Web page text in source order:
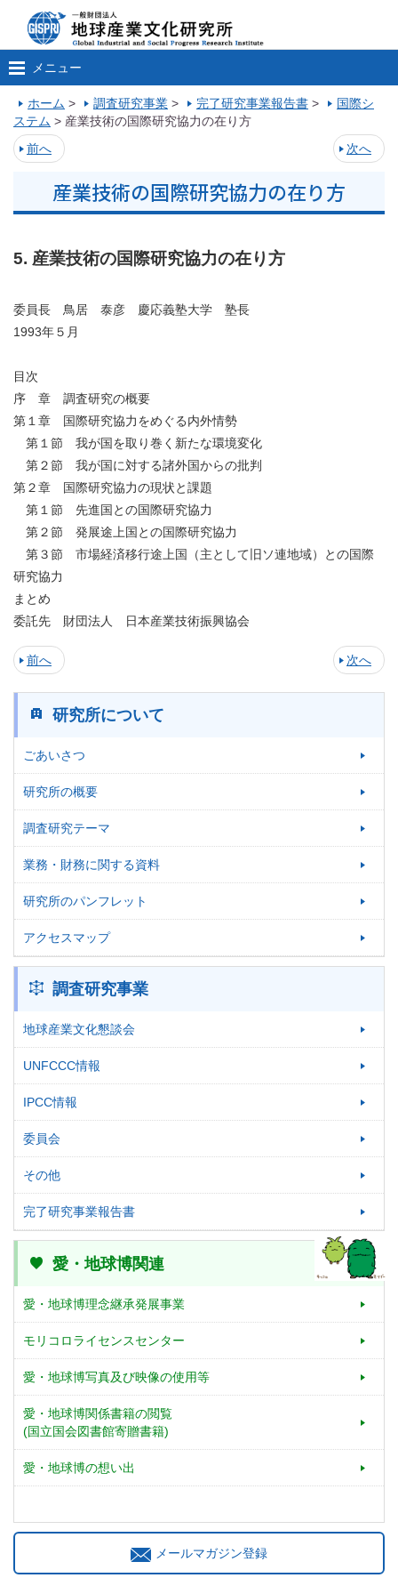
メニュー
ホーム > 調査研究事業 > 完了研究事業報告書 >
国際シ
ステム > 産業技術の国際研究協力の在り方
前へ
次へ
産業技術の国際研究協力の在り方
5. 産業技術の国際研究協力の在り方
委員長 鳥居 泰彦 慶応義塾大学 塾長
1993年５月
目次
序 章 調査研究の概要
第１章 国際研究協力をめぐる内外情勢
第１節 我が国を取り巻く新たな環境変化
第２節 我が国に対する諸外国からの批判
第２章 国際研究協力の現状と課題
第１節 先進国との国際研究協力
第２節 発展途上国との国際研究協力
第３節 市場経済移行途上国（主として旧ソ連地域）との国際
研究協力
まとめ
委託先 財団法人 日本産業技術振興協会
前へ 次へ
研究所について
ごあいさつ
研究所の概要
調査研究テーマ
業務・財務に関する資料
研究所のパンフレット
アクセスマップ
調査研究事業
地球産業文化懇談会
UNFCCC情報
IPCC情報
委員会
その他
完了研究事業報告書
愛・地球博関連
愛・地球博理念継承発展事業
モリコロライセンスセンター
愛・地球博写真及び映像の使用等
愛・地球博関係書籍の閲覧
(国立国会図書館寄贈書籍)
愛・地球博の想い出
メールマガジン登録